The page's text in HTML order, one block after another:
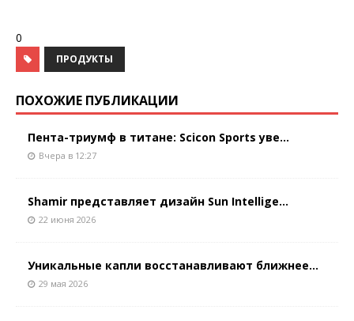
0
ПРОДУКТЫ
ПОХОЖИЕ ПУБЛИКАЦИИ
Пента-триумф в титане: Scicon Sports уве...
Вчера в 12:27
Shamir представляет дизайн Sun Intellige...
22 июня 2026
Уникальные капли восстанавливают ближнее...
29 мая 2026